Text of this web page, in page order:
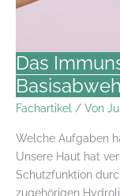
Das
Fachartikel / Von
Welche Aufgaben
Unsere Haut hat
Schutzfunktion
zugehörigen